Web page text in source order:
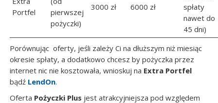
Portfel
pierwszej
pożyczki)
3000 zł 6000 zł
spłaty
nawet do
45 dni)
Porównując oferty, jeśli zależy Ci na dłuższym niż miesiąc
okresie spłaty, a dodatkowo chcesz by pożyczka przez
internet nic nie kosztowała, wnioskuj na Extra Portfel
bądź LendOn.
Oferta Pożyczki Plus jest atrakcyjniejsza pod względem